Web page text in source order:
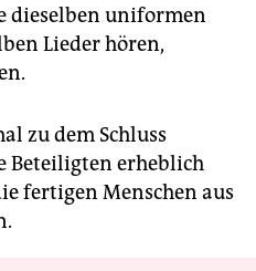
dieselben uniformen
Lieder hören,
zu dem Schluss
Beteiligten erheblich
fertigen Menschen aus